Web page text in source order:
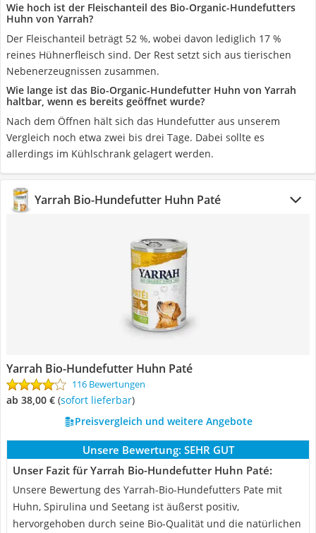
Wie hoch ist der Fleischanteil des Bio-Organic-Hundefutters
Huhn von Yarrah?
Der Fleischanteil beträgt 52 %, wobei davon lediglich 17 %
reines Hühnerfleisch sind. Der Rest setzt sich aus tierischen
Nebenerzeugnissen zusammen.
Wie lange ist das Bio-Organic-Hundefutter Huhn von Yarrah
haltbar, wenn es bereits geöffnet wurde?
Nach dem Öffnen hält sich das Hundefutter aus unserem
Vergleich noch etwa zwei bis drei Tage. Dabei sollte es
allerdings im Kühlschrank gelagert werden.
Yarrah Bio-Hundefutter Huhn Paté
Yarrah Bio-Hundefutter Huhn Paté
116 Bewertungen
ab 38,00 € ( Sofort lieferbar)
Preisvergleich und weitere Angebote
Unsere Bewertung: SEHR GUT
Unser Fazit für Yarrah Bio-Hundefutter Huhn Paté:
Unsere Bewertung des Yarrah-Bio-Hundefutters Pate mit
Huhn, Spirulina und Seetang ist äußerst positiv,
hervorgehoben durch seine Bio-Qualität und die natürlichen